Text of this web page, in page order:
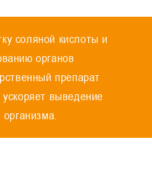
соляной кислоты и
органов
препарат
выведение